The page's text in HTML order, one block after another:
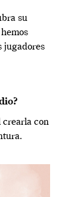
su
jugadores
crearla con